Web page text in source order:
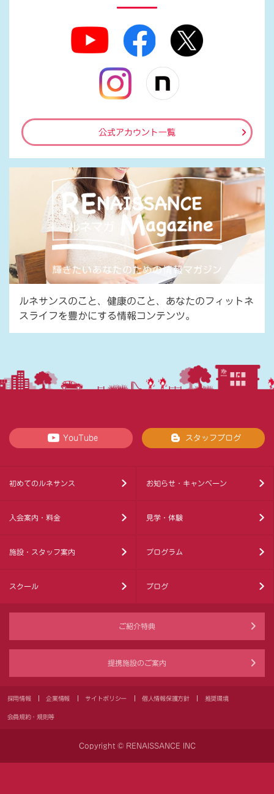
公式アカウント一覧
ルネサンスのこと、健康のこと、あなたのフィットネ
スライフを豊かにする情報コンテンツ。
YouTube スタッフブログ
初めてのルネサンス お知らせ・キャンペーン
入会案内・料金 見学・体験
施設・スタッフ案内 プログラム
スクール ブログ
ご紹介特典
提携施設のご案内
採用情報 企業情報 サイトポリシー 個人情報保護方針 推奨環境
会員規約・規則等
Copyright © RENAISSANCE INC